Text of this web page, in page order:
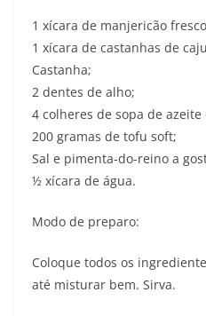
1 xícara de manjericão
1 xícara de castanhas de
Castanha;
2 dentes de alho;
4 colheres de sopa de azeite
200 gramas de tofu soft;
Sal e pimenta-do-reino a
½ xícara de água.
Modo de preparo:⠀
Coloque todos os
até misturar bem. Sirva.